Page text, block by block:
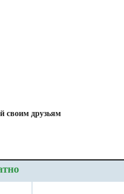
своим друзьям